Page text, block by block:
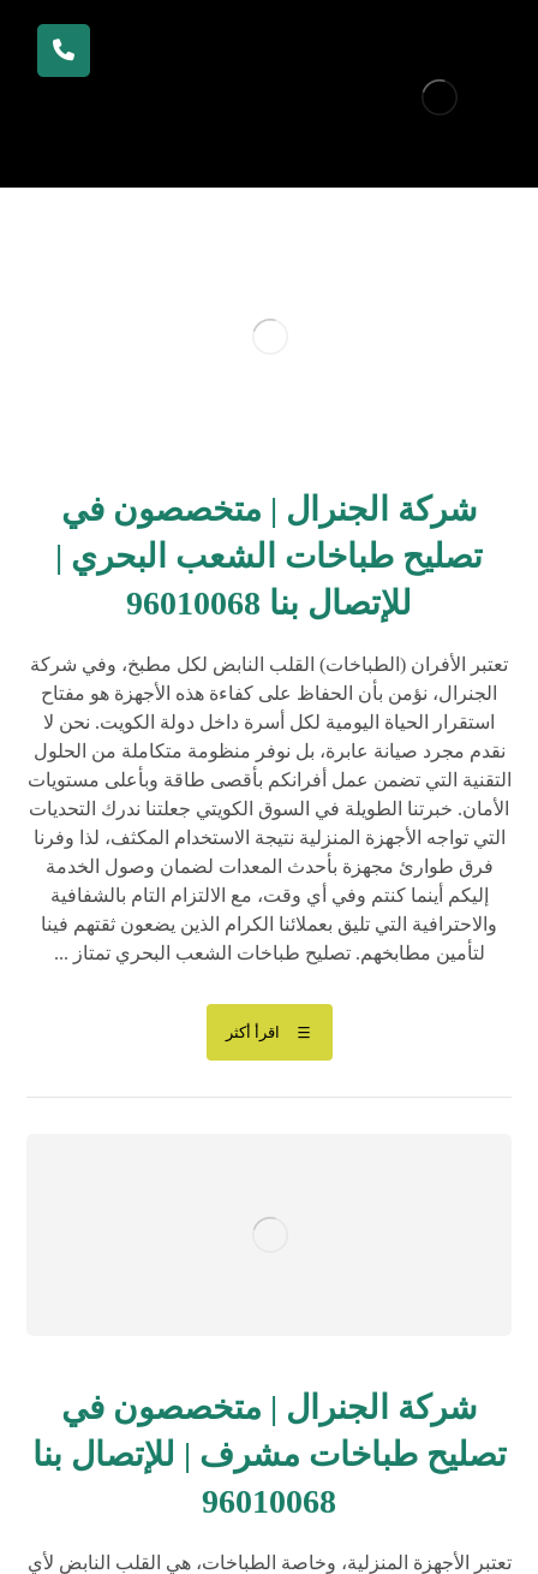
شركة الجنرال | متخصصون في
تصليح طباخات الشعب البحري |
للإتصال بنا 96010068
تعتبر الأفران (الطباخات) القلب النابض لكل مطبخ، وفي شركة
الجنرال، نؤمن بأن الحفاظ على كفاءة هذه الأجهزة هو مفتاح
استقرار الحياة اليومية لكل أسرة داخل دولة الكويت. نحن لا
نقدم مجرد صيانة عابرة، بل نوفر منظومة متكاملة من الحلول
التقنية التي تضمن عمل أفرانكم بأقصى طاقة وبأعلى مستويات
الأمان. خبرتنا الطويلة في السوق الكويتي جعلتنا ندرك التحديات
التي تواجه الأجهزة المنزلية نتيجة الاستخدام المكثف، لذا وفرنا
فرق طوارئ مجهزة بأحدث المعدات لضمان وصول الخدمة
إليكم أينما كنتم وفي أي وقت، مع الالتزام التام بالشفافية
والاحترافية التي تليق بعملائنا الكرام الذين يضعون ثقتهم فينا
لتأمين مطابخهم. تصليح طباخات الشعب البحري تمتاز ...
اقرأ أكثر
شركة الجنرال | متخصصون في
تصليح طباخات مشرف | للإتصال بنا
96010068
تعتبر الأجهزة المنزلية، وخاصة الطباخات، هي القلب النابض لأي